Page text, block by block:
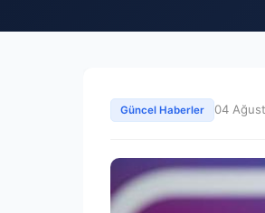
Güncel Haberler 04